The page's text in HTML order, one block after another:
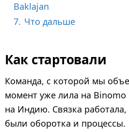
Baklajan
7. Что дальше
Как стартовали
Команда, с которой мы
момент уже лила на Binomo
на Индию. Связка
были оборотка и процессы.